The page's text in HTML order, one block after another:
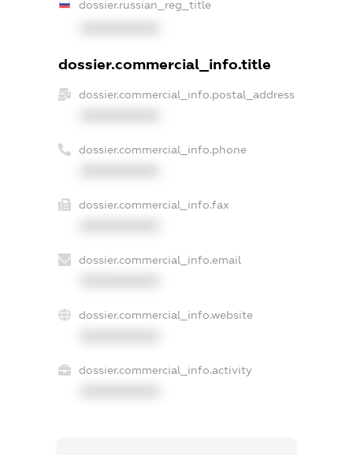
dossier.russian_reg_title
dossier.commercial_info.title
dossier.commercial_info.postal_address
dossier.commercial_info.phone
dossier.commercial_info.fax
dossier.commercial_info.email
dossier.commercial_info.website
dossier.commercial_info.activity